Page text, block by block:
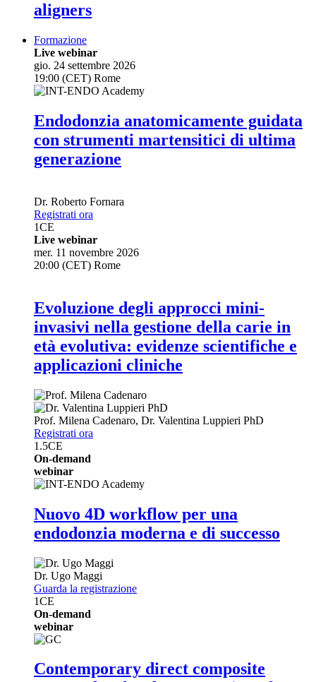
aligners
Formazione
Live webinar
gio. 24 settembre 2026
19:00 (CET) Rome
Endodonzia anatomicamente guidata
con strumenti martensitici di ultima
generazione
Dr. Roberto Fornara
Registrati ora
1CE
Live webinar
mer. 11 novembre 2026
20:00 (CET) Rome
Evoluzione degli approcci mini-
invasivi nella gestione della carie in
età evolutiva: evidenze scientifiche e
applicazioni cliniche
Prof. Milena Cadenaro, Dr. Valentina Luppieri PhD
Registrati ora
1.5CE
On-demand
webinar
Nuovo 4D workflow per una
endodonzia moderna e di successo
Dr. Ugo Maggi
Guarda la registrazione
1CE
On-demand
webinar
Contemporary direct composite